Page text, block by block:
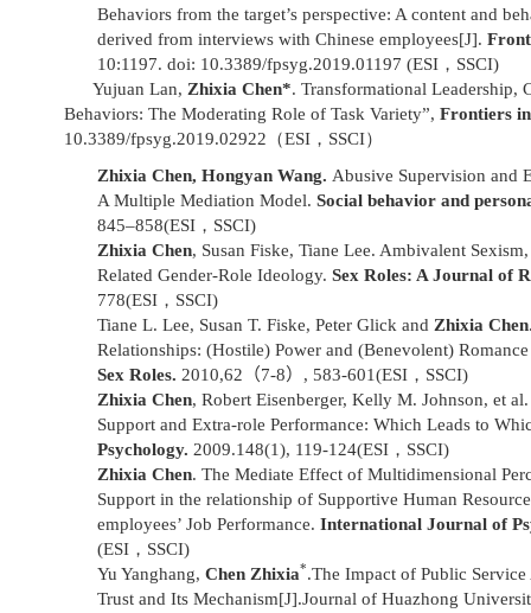
Behaviors from the target’s perspective: A content and
derived from interviews with Chinese employees[J].
10:1197. doi: 10.3389/fpsyg.2019.01197 (ESI，SSCI)
Yujuan Lan, Zhixia Chen*. Transformational Leadership,
Behaviors: The Moderating Role of Task Variety”, Frontiers
10.3389/fpsyg.2019.02922（ESI，SSCI）
Zhixia Chen, Hongyan Wang. Abusive Supervision and
A Multiple Mediation Model. Social behavior and
845–858(ESI，SSCI)
Zhixia Chen, Susan Fiske, Tiane Lee. Ambivalent
Related Gender-Role Ideology. Sex Roles: A Journal of
778(ESI，SSCI)
Tiane L. Lee, Susan T. Fiske, Peter Glick and Zhixia Chen
Relationships: (Hostile) Power and (Benevolent)
Sex Roles. 2010,62 （7-8） , 583-601(ESI，SSCI)
Zhixia Chen, Robert Eisenberger, Kelly M. Johnson, et
Support and Extra-role Performance: Which Leads to
Psychology. 2009.148(1), 119-124(ESI，SSCI)
Zhixia Chen. The Mediate Effect of Multidimensional
Support in the relationship of Supportive Human
employees’ Job Performance. International Journal of
(ESI，SSCI)
Yu Yanghang, Chen Zhixia*.The Impact of Public
Trust and Its Mechanism[J].Journal of Huazhong